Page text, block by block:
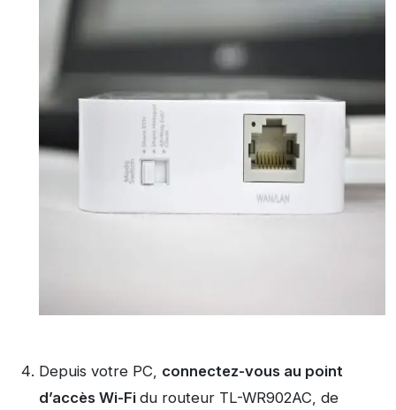
Depuis votre PC, connectez-vous au point
d’accès Wi-Fi du routeur TL-WR902AC, de